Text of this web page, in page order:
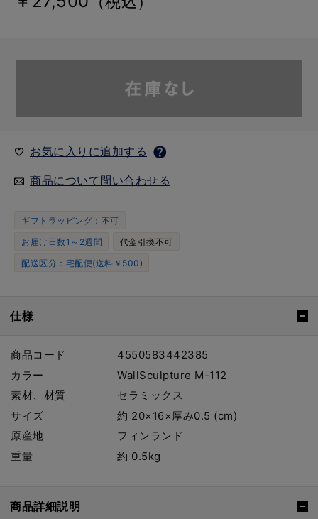
お気に入りに追加する
商品について問い合わせる
ギフトラッピング：不可
お届け日数1～2週間
代金引換不可
配送区分：宅配便(送料￥500)
仕様
商品コード
4550583442385
カラー
WallSculpture M-112
素材、材質
セラミックス
サイズ
約 20×16×厚み0.5 (cm)
原産地
フィンランド
重量
約 0.5kg
商品詳細説明